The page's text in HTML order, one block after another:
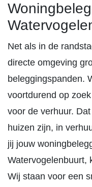
Net als in de
directe omgeving
beleggingspanden.
voortdurend op
voor de verhuur.
huizen zijn, in
jij jouw
Watervogelenbuurt,
Wij staan voor een